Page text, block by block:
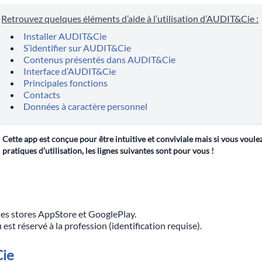
Retrouvez quelques éléments d’aide à l’utilisation d’AUDIT&Cie :
Installer AUDIT&Cie
S’identifier sur AUDIT&Cie
Contenus présentés dans AUDIT&Cie
Interface d’AUDIT&Cie
Principales fonctions
Contacts
Données à caractère personnel
Cette app est conçue pour être intuitive et conviviale mais si vous
pratiques d’utilisation, les lignes suivantes sont pour vous !
stores AppStore et GooglePlay.
est réservé à la profession (identification requise).